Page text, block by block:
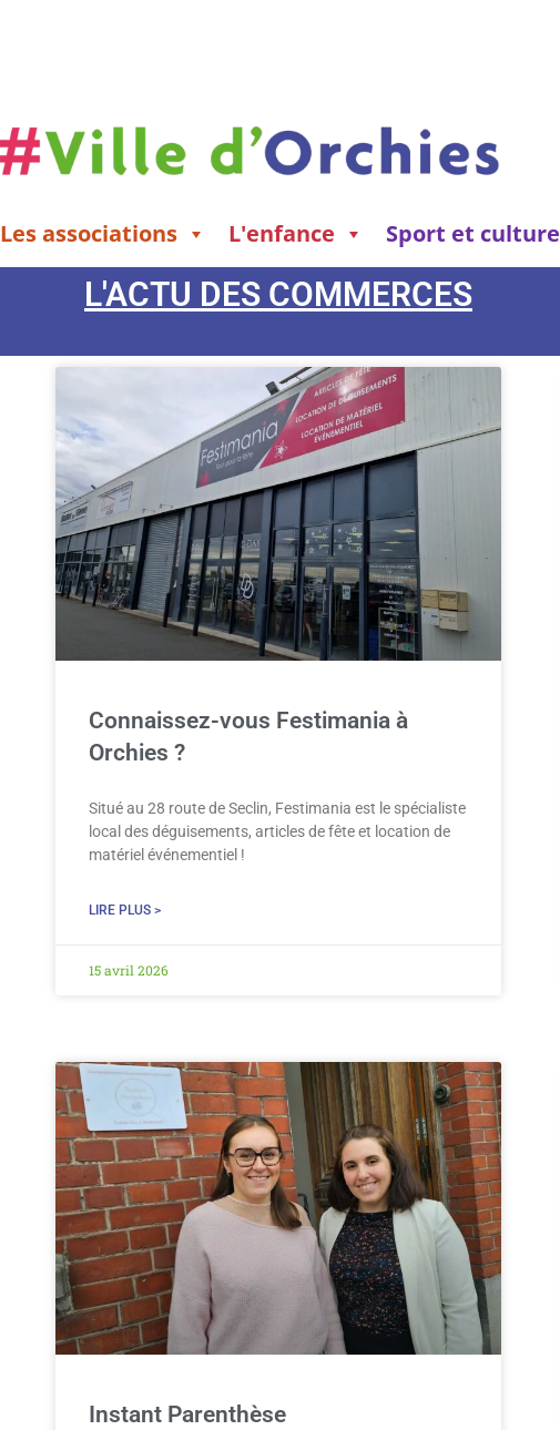
Les associations L'enfance Sport et culture
L'ACTU DES COMMERCES
Connaissez-vous Festimania à
Orchies ?
Situé au 28 route de Seclin, Festimania est le spécialiste
local des déguisements, articles de fête et location de
matériel événementiel !
LIRE PLUS >
15 avril 2026
Instant Parenthèse